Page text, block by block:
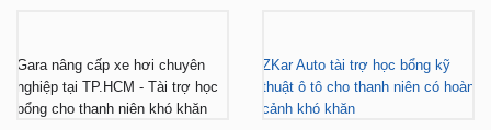
Gara nâng cấp xe hơi chuyên
nghiệp tại TP.HCM - Tài trợ học
bổng cho thanh niên khó khăn
ZKar Auto tài trợ học bổng kỹ
thuật ô tô cho thanh niên có hoàn
cảnh khó khăn